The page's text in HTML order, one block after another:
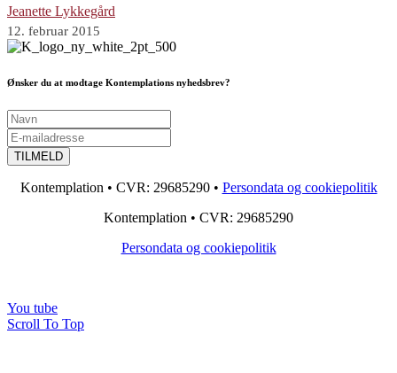
Jeanette Lykkegård
12. februar 2015
Ønsker du at modtage Kontemplations nyhedsbrev?
Kontemplation • CVR: 29685290 • Persondata og cookiepolitik
Kontemplation • CVR: 29685290
Persondata og cookiepolitik
You tube
Scroll To Top